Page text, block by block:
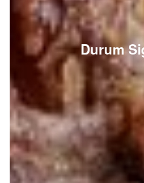
Durum